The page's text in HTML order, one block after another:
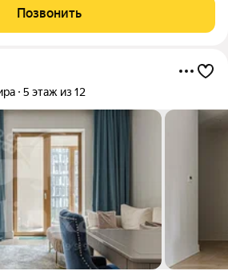
Magnum это концептуальный
Позвонить
5 этаж из 12